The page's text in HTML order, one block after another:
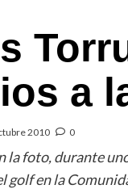
a
2010 0
la foto, durante
en la